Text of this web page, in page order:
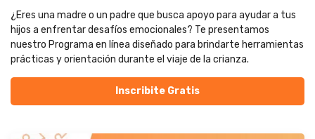
¿Eres una madre o un padre que busca apoyo para ayudar a tus
hijos a enfrentar desafíos emocionales? Te presentamos
nuestro Programa en línea diseñado para brindarte herramientas
prácticas y orientación durante el viaje de la crianza.
Inscribite Gratis